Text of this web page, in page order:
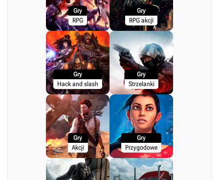
Gry
RPG
Gry
RPG akcji
Gry
Hack and slash
Gry
Strzelanki
Gry
Akcji
Gry
Przygodowe